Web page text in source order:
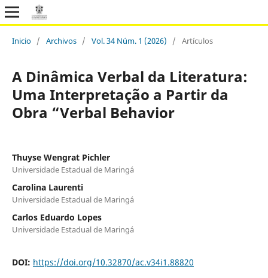
Inicio / Archivos / Vol. 34 Núm. 1 (2026) / Artículos
A Dinâmica Verbal da Literatura:
Uma Interpretação a Partir da
Obra “Verbal Behavior
Thuyse Wengrat Pichler
Universidade Estadual de Maringá
Carolina Laurenti
Universidade Estadual de Maringá
Carlos Eduardo Lopes
Universidade Estadual de Maringá
DOI: https://doi.org/10.32870/ac.v34i1.88820